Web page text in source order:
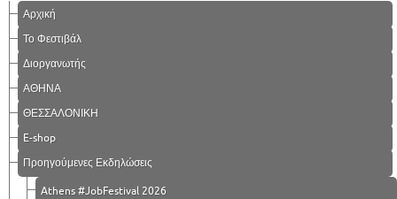
Αρχική
Το Φεστιβάλ
Διοργανωτής
ΑΘΗΝΑ
ΘΕΣΣΑΛΟΝΙΚΗ
E-shop
Προηγούμενες Εκδηλώσεις
Athens #JobFestival 2026